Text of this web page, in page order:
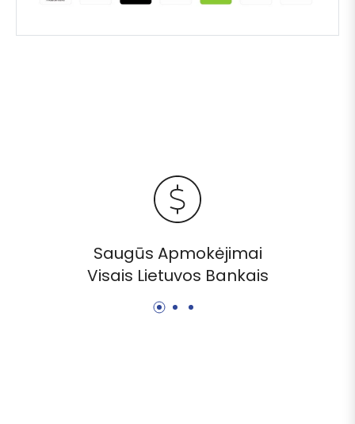
Saugūs Apmokėjimai
Visais Lietuvos Bankais